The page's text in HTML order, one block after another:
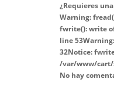
¿Requieres
Warning:
fwrite(): write
line53Warning
32Notice:
/var/www/
No hay